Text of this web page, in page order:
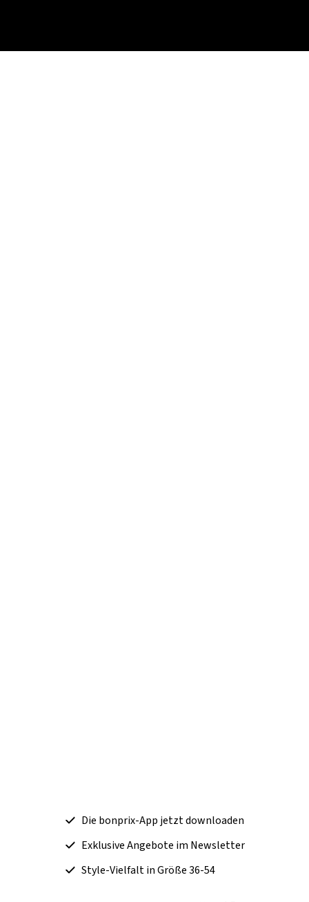
Die bonprix-App jetzt downloaden
Exklusive Angebote im Newsletter
Style-Vielfalt in Größe 36-54